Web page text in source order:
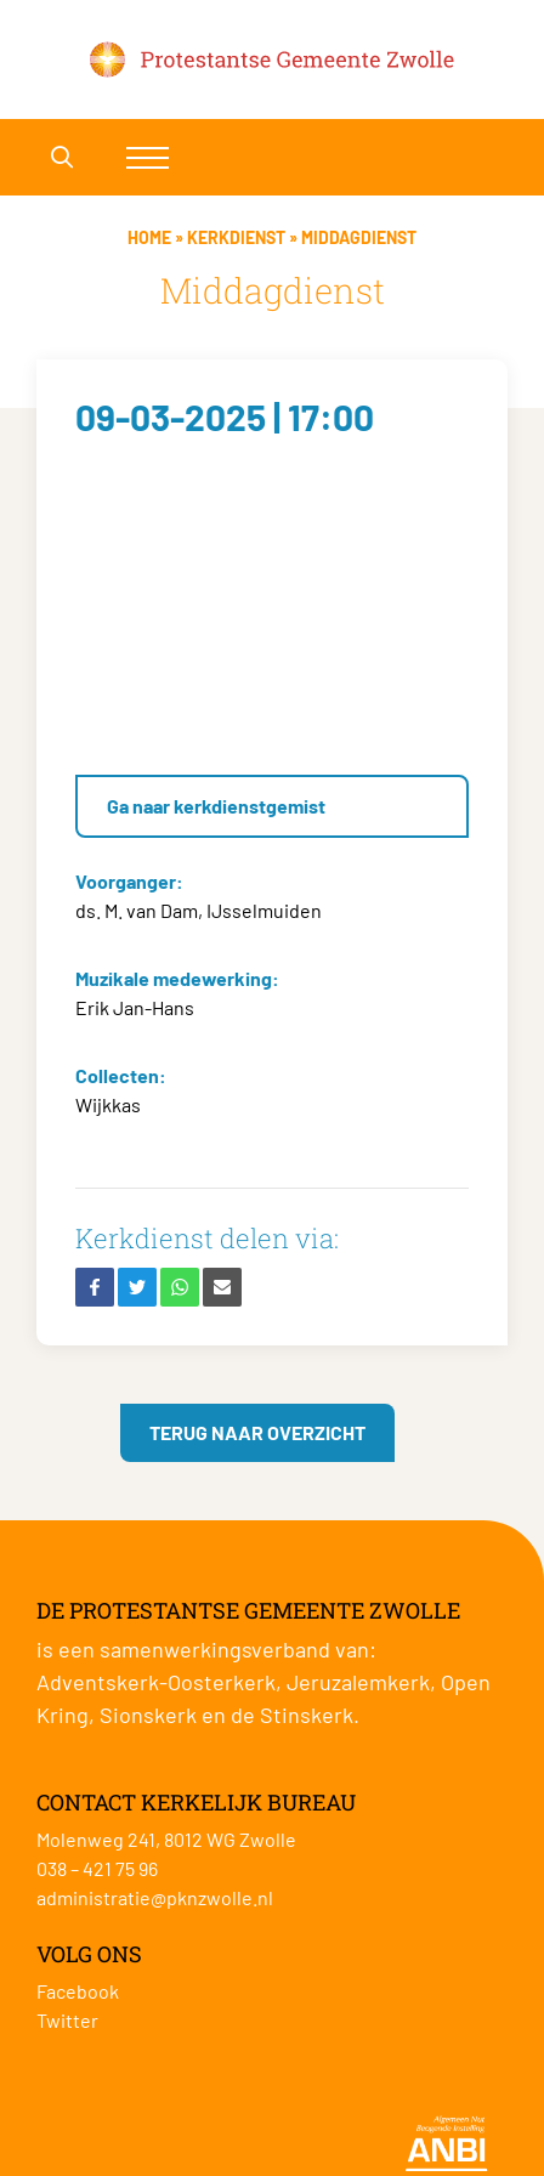
HOME »KERKDIENST »MIDDAGDIENST
Middagdienst
09-03-2025 | 17:00
Ga naar kerkdienstgemist
Voorganger:
ds. M. van Dam, IJsselmuiden
Muzikale medewerking:
Erik Jan-Hans
Collecten:
Wijkkas
Kerkdienst delen via:
TERUG NAAR OVERZICHT
DE PROTESTANTSE GEMEENTE ZWOLLE
is een samenwerkingsverband van:
Adventskerk-Oosterkerk, Jeruzalemkerk, Open
Kring, Sionskerk en de Stinskerk.
CONTACT KERKELIJK BUREAU
Molenweg 241, 8012 WG Zwolle
038 – 421 75 96
administratie@pknzwolle.nl
VOLG ONS
Facebook
Twitter